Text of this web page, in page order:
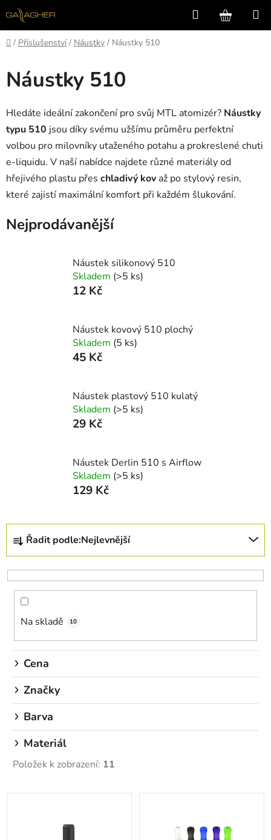
Přejít
na
obsah
Hledat
KOŠÍK
Domů
/ Příslušenství / Náustky / Náustky 510
Náustky 510
Hledáte ideální zakončení pro svůj MTL atomizér? Náustky
typu 510 jsou díky svému užšímu průměru perfektní
volbou pro milovníky utaženého potahu a prokreslené chuti
e-liquidu. V naší nabídce najdete různé materiály od
hřejivého plastu přes chladivý kov až po stylový resin,
které zajistí maximální komfort při každém šlukování.
Nejprodávanější
Náustek silikonový 510
Skladem (>5 ks)
12 Kč
Náustek kovový 510 plochý
Skladem (5 ks)
45 Kč
Náustek plastový 510 kulatý
Skladem (>5 ks)
29 Kč
Náustek Derlin 510 s Airflow
Skladem (>5 ks)
129 Kč
Ř
z
e
o
d
k
ů
Řadit podle:Nejlevnější
Na skladě 10
Cena
Značky
Barva
Materiál
Položek k zobrazení: 11
V